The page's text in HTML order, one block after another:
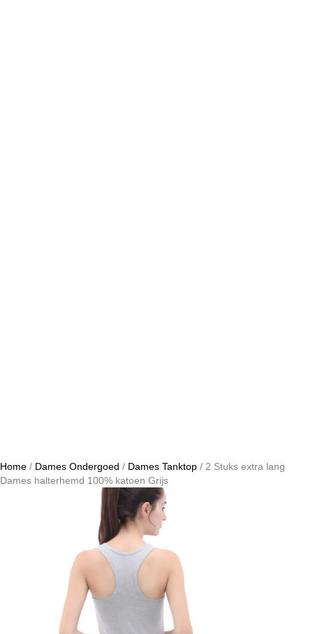
Home / Dames Ondergoed / Dames Tanktop / 2 Stuks extra lang
Dames halterhemd 100% katoen Grijs